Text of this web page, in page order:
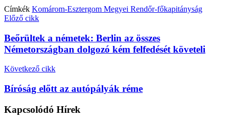
Címkék Komárom-Esztergom Megyei Rendőr-főkapitányság
Előző cikk
Beőrültek a németek: Berlin az összes
Németországban dolgozó kém felfedését követeli
Következő cikk
Bíróság előtt az autópályák réme
Kapcsolódó Hírek